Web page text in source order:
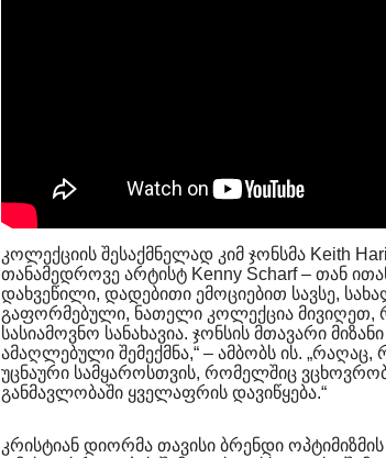
კოლექციის შესაქმნელად კიმ ჯონსმა Keith
თანამედროვე არტისტ Kenny Scharf – თან
დახვეწილი, დადებითი ემოციებით სავსე,
გაფორმებული, ნათელი კოლექცია
სასიამოვნო სანახავია. ჯონსის მთავარი
ამაღლებული შემექმნა,“ – ამბობს ის.
უცნაური სამყაროსთვის, რომელშიც
განმავლობაში ყველაფრის დავიწყება.“
კრისტიან დიორმა თავისი ბრენდი